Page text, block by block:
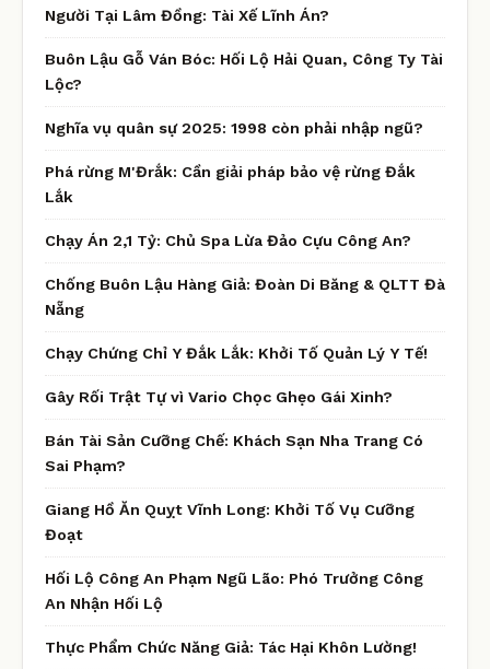
Người Tại Lâm Đồng: Tài Xế Lĩnh Án?
Buôn Lậu Gỗ Ván Bóc: Hối Lộ Hải Quan, Công Ty Tài
Lộc?
Nghĩa vụ quân sự 2025: 1998 còn phải nhập ngũ?
Phá rừng M'Đrắk: Cần giải pháp bảo vệ rừng Đắk
Lắk
Chạy Án 2,1 Tỷ: Chủ Spa Lừa Đảo Cựu Công An?
Chống Buôn Lậu Hàng Giả: Đoàn Di Băng & QLTT Đà
Nẵng
Chạy Chứng Chỉ Y Đắk Lắk: Khởi Tố Quản Lý Y Tế!
Gây Rối Trật Tự vì Vario Chọc Ghẹo Gái Xinh?
Bán Tài Sản Cưỡng Chế: Khách Sạn Nha Trang Có
Sai Phạm?
Giang Hồ Ăn Quỵt Vĩnh Long: Khởi Tố Vụ Cưỡng
Đoạt
Hối Lộ Công An Phạm Ngũ Lão: Phó Trưởng Công
An Nhận Hối Lộ
Thực Phẩm Chức Năng Giả: Tác Hại Khôn Lường!